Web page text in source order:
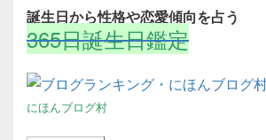
誕生日から性格や恋愛傾向を占う
365日誕生日鑑定
にほんブログ村